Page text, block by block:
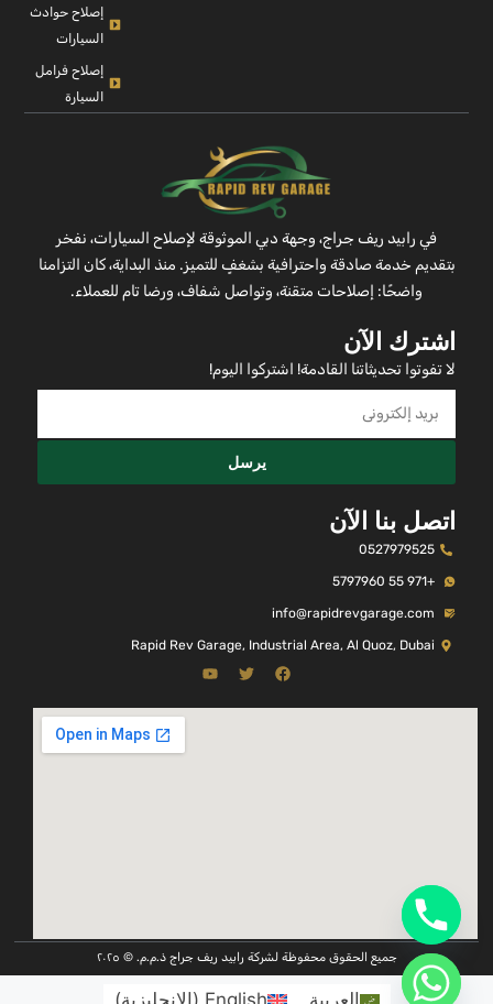
إصلاح حوادث
السيارات
إصلاح فرامل
السيارة
في رابيد ريف جراج، وجهة دبي الموثوقة لإصلاح السيارات، نفخر
بتقديم خدمة صادقة واحترافية بشغفٍ للتميز. منذ البداية، كان التزامنا
واضحًا: إصلاحات متقنة، وتواصل شفاف، ورضا تام للعملاء.
اشترك الآن
لا تفوتوا تحديثاتنا القادمة! اشتركوا اليوم!
يرسل
اتصل بنا الآن
0527979525
+971 55 5797960
info@rapidrevgarage.com
Rapid Rev Garage, Industrial Area, Al Quoz, Dubai
جميع الحقوق محفوظة لشركة رابيد ريف جراج ذ.م.م. © ٢٠٢٥